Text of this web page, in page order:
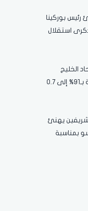
رئيس بوركينا
استقلال
الخليج
الأهلية" الفصلية بـ91% إلى 0.7
يهنئ
بمناسبة